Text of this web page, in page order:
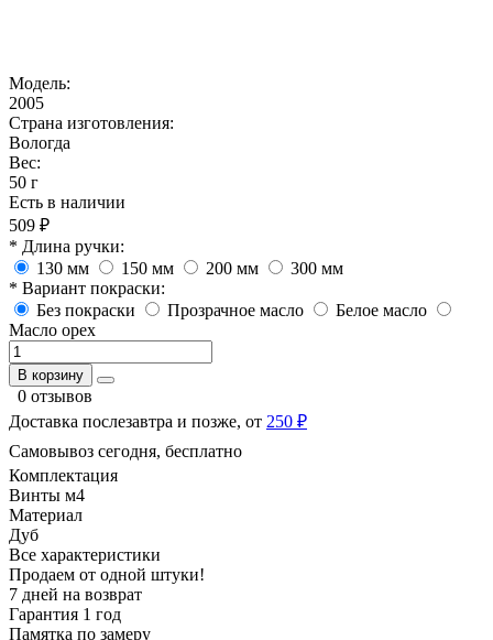
Модель:
2005
Страна изготовления:
Вологда
Вес:
50 г
Есть в наличии
509 ₽
* Длина ручки:
130 мм
150 мм 200 мм
300 мм
* Вариант покраски:
Без покраски
Прозрачное масло
Белое масло
Масло орех
В корзину
0 отзывов
Доставка послезавтра и позже, от 250 ₽
Самовывоз сегодня, бесплатно
Комплектация
Винты м4
Материал
Дуб
Все характеристики
Продаем от одной штуки!
7 дней на возврат
Гарантия 1 год
Памятка по замеру